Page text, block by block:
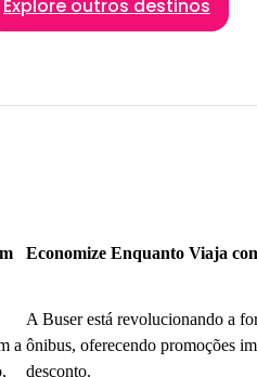
Explore outros destinos
a
Economize Enquanto Viaja
A Buser está revolucionando a
ônibus, oferecendo promoções
desconto.